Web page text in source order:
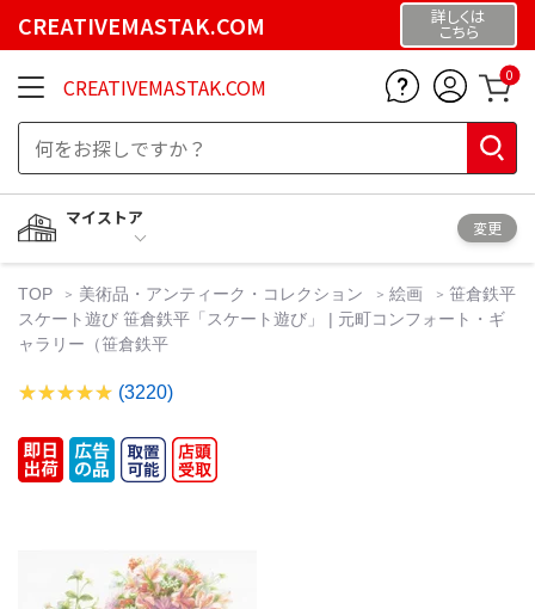
CREATIVEMASTAK.COM 詳しくは
こちら
CREATIVEMASTAK.COM 0
マイストア
変更
TOP 美術品・アンティーク・コレクション 絵画
笹倉鉄平
スケート遊び 笹倉鉄平「スケート遊び」 | 元町コンフォート・ギ
ャラリー（笹倉鉄平
(3220)